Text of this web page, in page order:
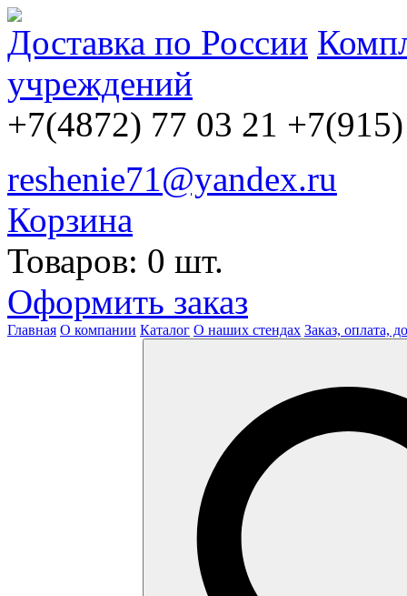
Доставка по России
учреждений
+7(4872) 77 03 21
reshenie71@yandex.ru
Корзина
Товаров: 0 шт.
Оформить заказ
Главная О компании Каталог О наших стендах Заказ, оплата,